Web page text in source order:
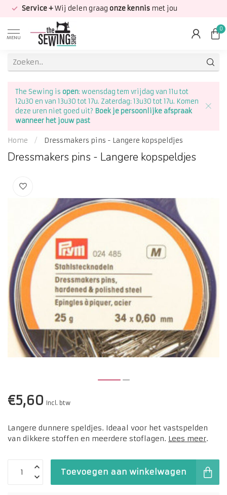
Service +Wij delen graag onze kennis met jou
MENU
0
The Sewing is open: woensdag tem vrijdag van 11u tot
12u30 en van 13u30 tot 17u. Zaterdag: 13u30 tot 17u. Komen
deze uren niet goed uit? Boek je persoonlijke afspraak
wanneer het jouw past
Home / Dressmakers pins - Langere kopspeldjes
Dressmakers pins - Langere kopspeldjes
€5,60 Incl. btw
Langere dunnere speldjes. Ideaal voor het vastspelden
van dikkere stoffen en meerdere stoflagen. Lees meer.
Toevoegen aan winkelwagen